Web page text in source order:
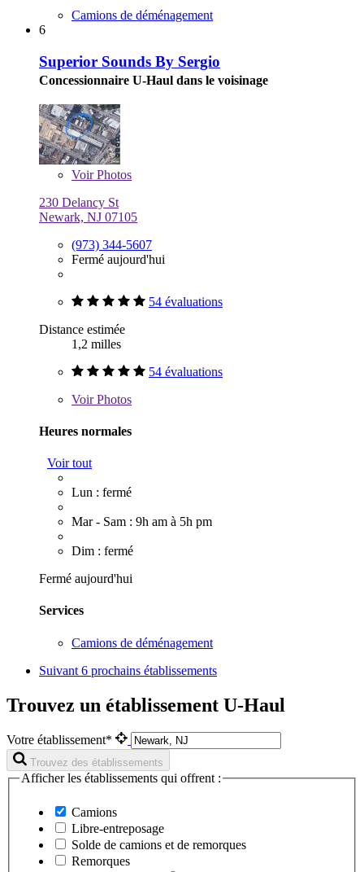
Camions de déménagement
6
Superior Sounds By Sergio
Concessionnaire U-Haul dans le voisinage
VoirPhotos
230 Delancy St
Newark, NJ 07105
(973) 344-5607
Fermé aujourd'hui
54 évaluations
Distance estimée
1,2 milles
54 évaluations
VoirPhotos
Heures normales
Voir tout
Lun : fermé
Mar - Sam : 9h am à 5h pm
Dim : fermé
Fermé aujourd'hui
Services
Camions de déménagement
Suivant 6 prochains établissements
Trouvez un établissement U-Haul
Votre établissement*
Trouvez des établissements
Afficher les établissements qui offrent :
Camions
Libre-entreposage
Solde de camions et de remorques
Remorques